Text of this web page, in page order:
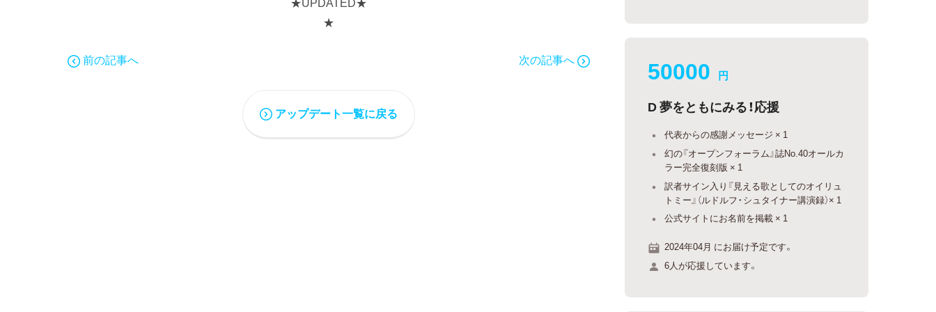
★
前の記事へ 次の記事へ
アップデート一覧に戻る
50000 円
D 夢をともにみる！応援
代表からの感謝メッセージ × 1
幻の『オープンフォーラム』誌No.40オールカ
ラー完全復刻版 × 1
訳者サイン入り『見える歌としてのオイリュ
トミー』（ルドルフ・シュタイナー講演録）× 1
公式サイトにお名前を掲載 × 1
2024年04月 にお届け予定です。
6人が応援しています。